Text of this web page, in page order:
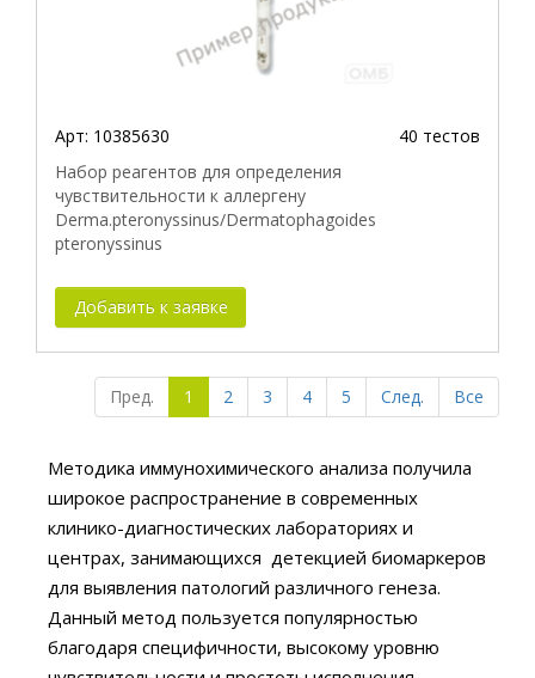
Арт: 10385630
40 тестов
Набор реагентов для определения
чувствительности к аллергену
Derma.pteronyssinus/Dermatophagoides
pteronyssinus
Добавить к заявке
Пред. 1 2 3 4 5 След. Все
Методика иммунохимического анализа получила
широкое распространение в современных
клинико-диагностических лабораториях и
центрах, занимающихся детекцией биомаркеров
для выявления патологий различного генеза.
Данный метод пользуется популярностью
благодаря специфичности, высокому уровню